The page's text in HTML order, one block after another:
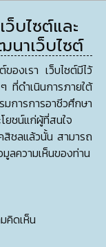
บไซต์และ
าเว็บไซต์
งเรา เว็บไซต์มีไว้
ที่ดำเนินการภายใต้
การการอาชีวศึกษา
ยชน์แก่ผู้ที่สนใจ
สิชลแล้วนั้น สามารถ
ลความเห็นของท่าน
คิดเห็น